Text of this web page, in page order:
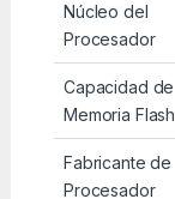
Núcleo del
Procesador
Capacidad de
Memoria Flash
Fabricante de
Procesador